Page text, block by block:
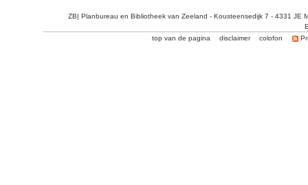
ZB| Planbureau en Bibliotheek van Zeeland - Kousteensedijk 7 - 4331 JE
top van de pagina
disclaimer colofon